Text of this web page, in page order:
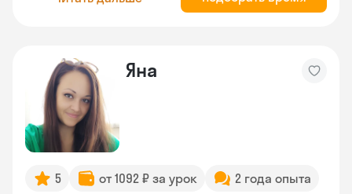
Яна
5 от 1092 ₽ за урок 2 года опыта